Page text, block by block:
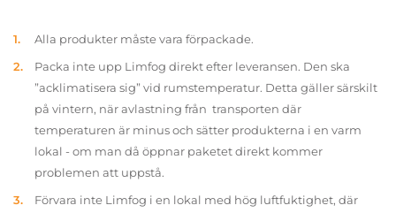
Alla produkter måste vara förpackade.
Packa inte upp Limfog direkt efter leveransen. Den ska
”acklimatisera sig” vid rumstemperatur. Detta gäller särskilt
på vintern, när avlastning från transporten där
temperaturen är minus och sätter produkterna i en varm
lokal - om man då öppnar paketet direkt kommer
problemen att uppstå.
Förvara inte Limfog i en lokal med hög luftfuktighet, där